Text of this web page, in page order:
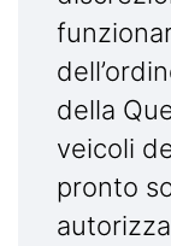
della
veicoli
pronto